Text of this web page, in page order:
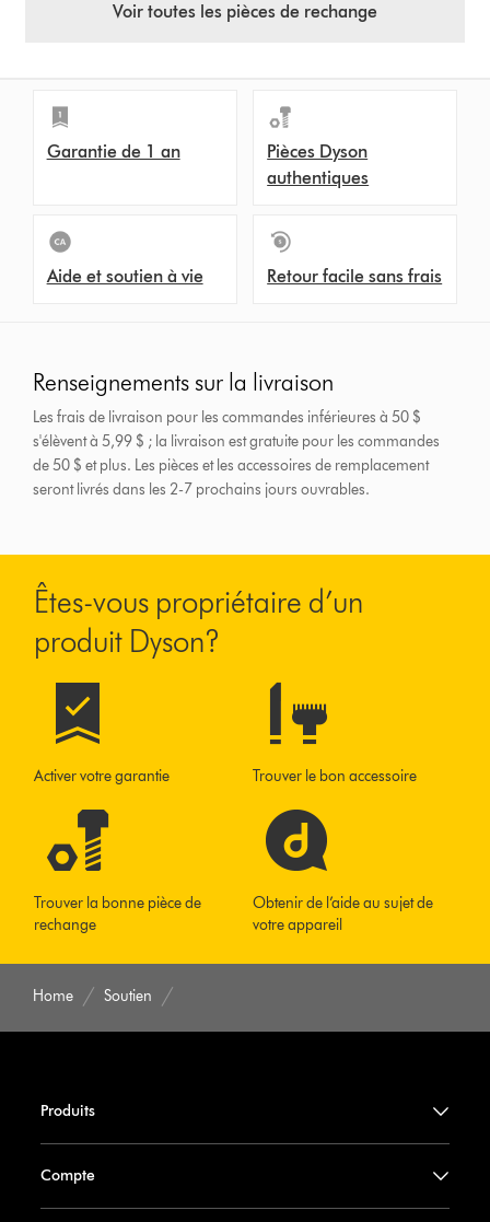
Voir toutes les pièces de rechange
Garantie de 1 an
Pièces Dyson
authentiques
Aide et soutien à vie Retour facile sans frais
Renseignements sur la livraison
Les frais de livraison pour les commandes inférieures à 50 $
s'élèvent à 5,99 $ ; la livraison est gratuite pour les commandes
de 50 $ et plus. Les pièces et les accessoires de remplacement
seront livrés dans les 2-7 prochains jours ouvrables.
Êtes-vous propriétaire d’un
produit Dyson?
Activer votre garantie Trouver le bon accessoire
Trouver la bonne pièce de
rechange
Obtenir de l’aide au sujet de
votre appareil
Home Soutien
Produits
Compte